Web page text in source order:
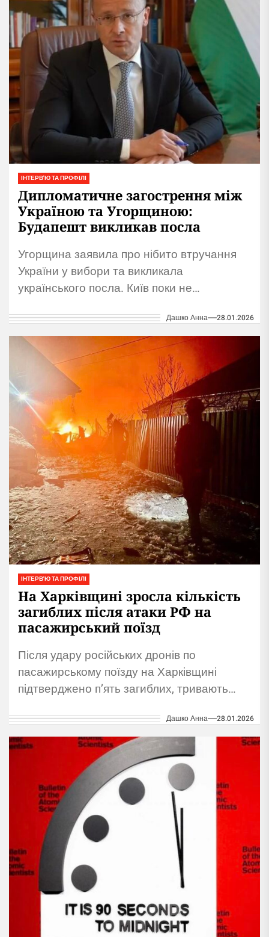
ІНТЕРВ'Ю ТА ПРОФІЛІ
Дипломатичне загострення між
Україною та Угорщиною:
Будапешт викликав посла
Угорщина заявила про нібито втручання
України у вибори та викликала
українського посла. Київ поки не
Дашко Анна 28.01.2026
ІНТЕРВ'Ю ТА ПРОФІЛІ
На Харківщині зросла кількість
загиблих після атаки РФ на
пасажирський поїзд
Після удару російських дронів по
пасажирському поїзду на Харківщині
підтверджено п’ять загиблих, тривають
Дашко Анна 28.01.2026